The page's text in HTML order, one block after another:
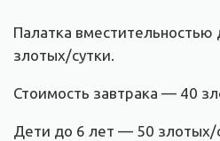
Палатка
злотых/сутки.
Стоимость завтрака — 40
Дети до 6 лет — 50 злотых/